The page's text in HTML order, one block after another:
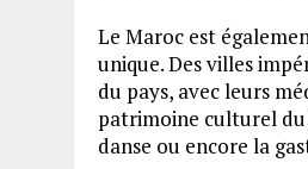
Le Maroc est
unique. Des villes
du pays, avec leurs
patrimoine culturel du
danse ou encore la